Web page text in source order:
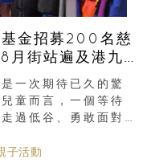
金招募200名慈
月街站遍及港九
一次期待已久的驚
童而言，一個等待
過低谷、勇敢面對
子活動